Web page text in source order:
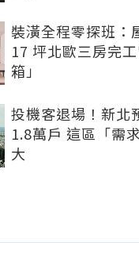
裝潢全程零探班：
17 坪北歐三房完
箱」
投機客退場！新北
1.8萬戶 這區「需
大